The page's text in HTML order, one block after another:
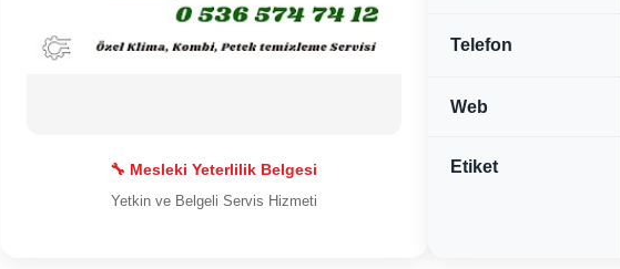
🔧 Mesleki Yeterlilik Belgesi
Yetkin ve Belgeli Servis Hizmeti
Telefon
Web
Etiket